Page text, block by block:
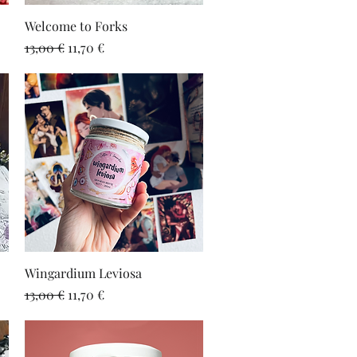
Vista rápida
Welcome to Forks
Precio
13,00 € Precio de oferta
11,70 €
Vista rápida
Wingardium Leviosa
Precio
13,00 € Precio de oferta
11,70 €